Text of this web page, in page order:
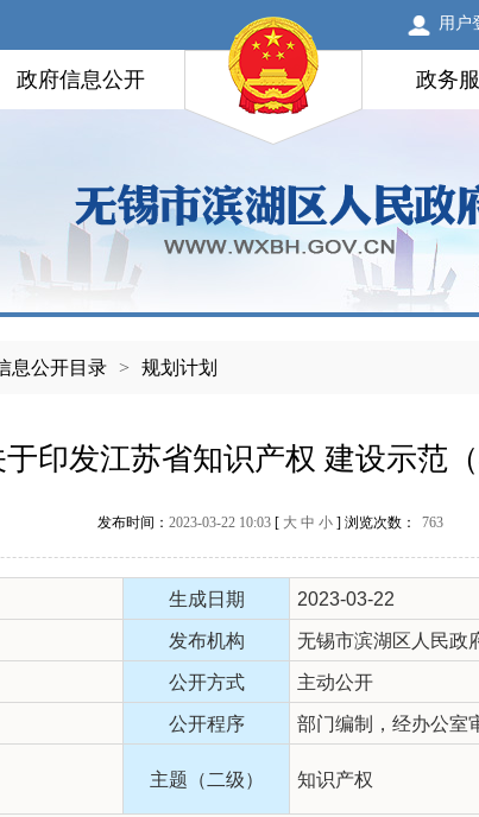
用户
政府信息公开 政务
息公开目录 > 规划计划
印发江苏省知识产权 建设示范
发布时间： 2023-03-22 10:03 [ 大 中 小 ] 浏览次数： 763
生成日期 2023-03-22
发布机构 无锡市滨湖区人民政
公开方式 主动公开
公开程序 部门编制，经办公室
主题（二级） 知识产权